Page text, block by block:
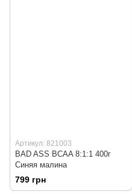
Артикул: 821003
BAD ASS BCAA 8:1:1 400г
Синяя малина
799 грн